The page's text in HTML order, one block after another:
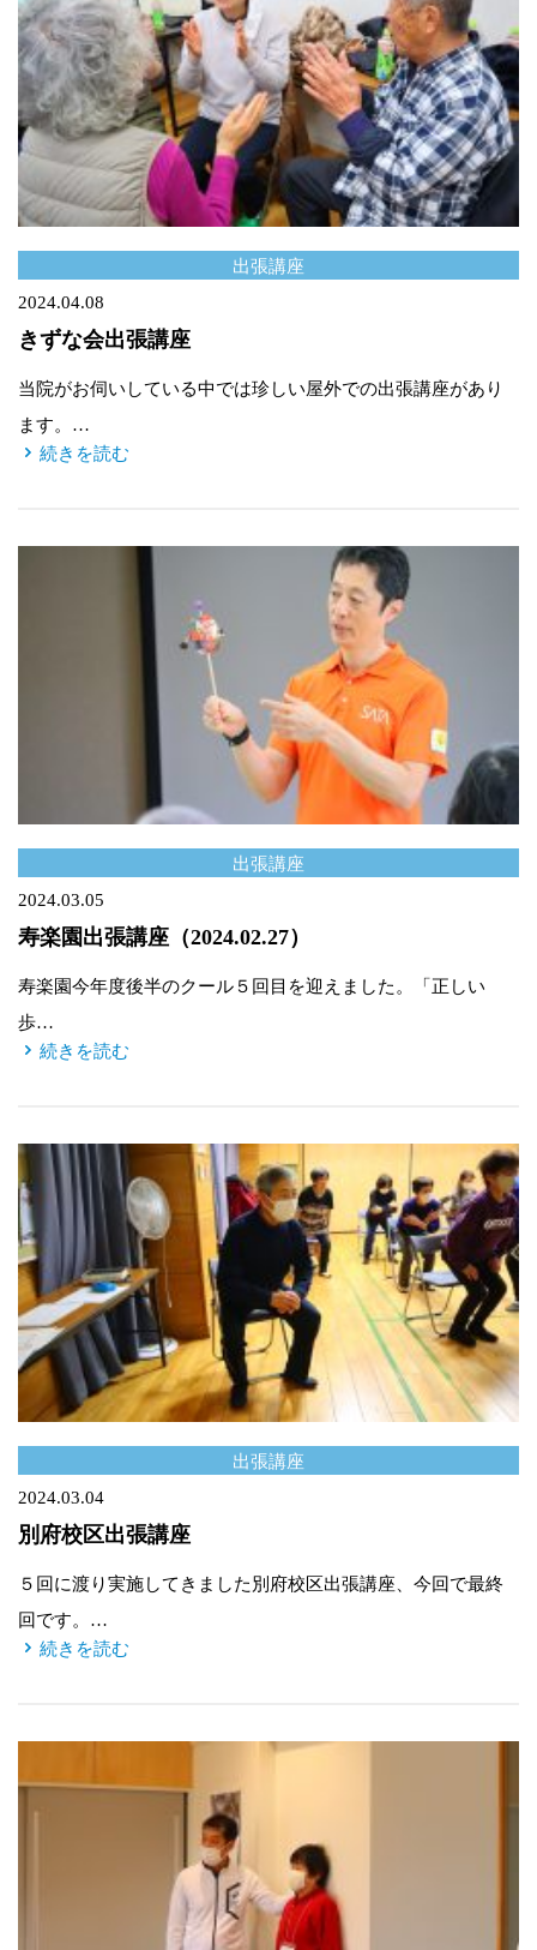
出張講座
2024.04.08
きずな会出張講座
当院がお伺いしている中では珍しい屋外での出張講座があり
ます。…
続きを読む
出張講座
2024.03.05
寿楽園出張講座（2024.02.27）
寿楽園今年度後半のクール５回目を迎えました。「正しい
歩…
続きを読む
出張講座
2024.03.04
別府校区出張講座
５回に渡り実施してきました別府校区出張講座、今回で最終
回です。…
続きを読む